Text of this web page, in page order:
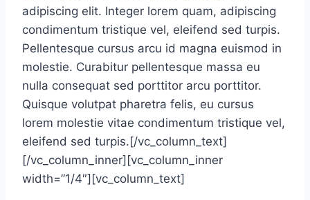
adipiscing elit. Integer lorem quam, adipiscing
condimentum tristique vel, eleifend sed turpis.
Pellentesque cursus arcu id magna euismod in
molestie. Curabitur pellentesque massa eu
nulla consequat sed porttitor arcu porttitor.
Quisque volutpat pharetra felis, eu cursus
lorem molestie vitae condimentum tristique vel,
eleifend sed turpis.[/vc_column_text]
[/vc_column_inner][vc_column_inner
width=”1/4″][vc_column_text]